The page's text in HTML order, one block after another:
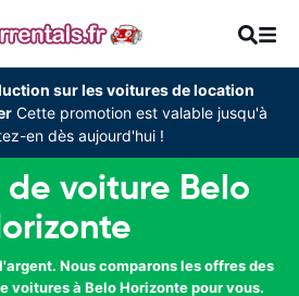
sur les voitures de location
Cette promotion est valable jusqu'à
en dès aujourd'hui !
voiture Belo
Nous comparons les offres des
voitures à Belo Horizonte pour vous.